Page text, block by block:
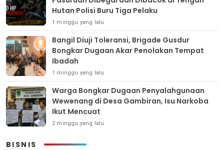
Hutan Polisi Buru Tiga Pelaku
1 minggu yang lalu
Bangil Diuji Toleransi, Brigade Gusdur
Bongkar Dugaan Akar Penolakan Tempat
Ibadah
1 minggu yang lalu
Warga Bongkar Dugaan Penyalahgunaan
Wewenang di Desa Gambiran, Isu Narkoba
Ikut Mencuat
2 minggu yang lalu
BISNIS